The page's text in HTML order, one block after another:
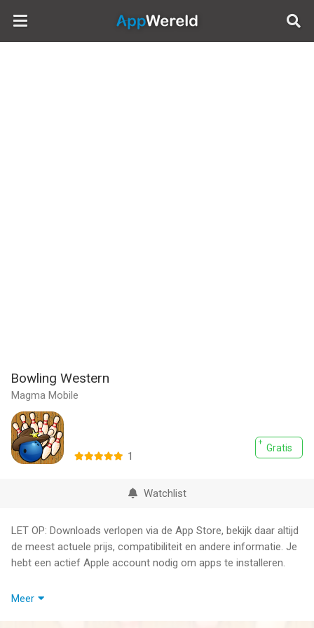
AppWereld
Bowling Western
Magma Mobile
Gratis
1
Watchlist
LET OP: Downloads verlopen via de App Store, bekijk daar altijd
de meest actuele prijs, compatibiliteit en andere informatie. Je
hebt een actief Apple account nodig om apps te installeren.
Ready to roll your Bowling Ball like a pro ? With Bowling
Meer